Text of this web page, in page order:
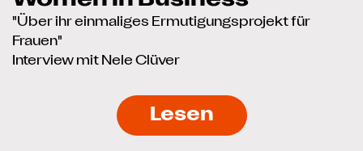
"Über ihr einmaliges Ermutigungsprojekt für
Frauen"
Interview mit Nele Clüver
Lesen